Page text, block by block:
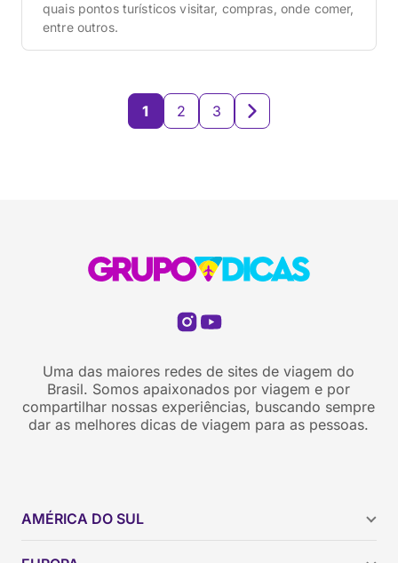
quais pontos turísticos visitar, compras, onde comer,
entre outros.
1 2 3
Uma das maiores redes de sites de viagem do
Brasil. Somos apaixonados por viagem e por
compartilhar nossas experiências, buscando sempre
dar as melhores dicas de viagem para as pessoas.
AMÉRICA DO SUL